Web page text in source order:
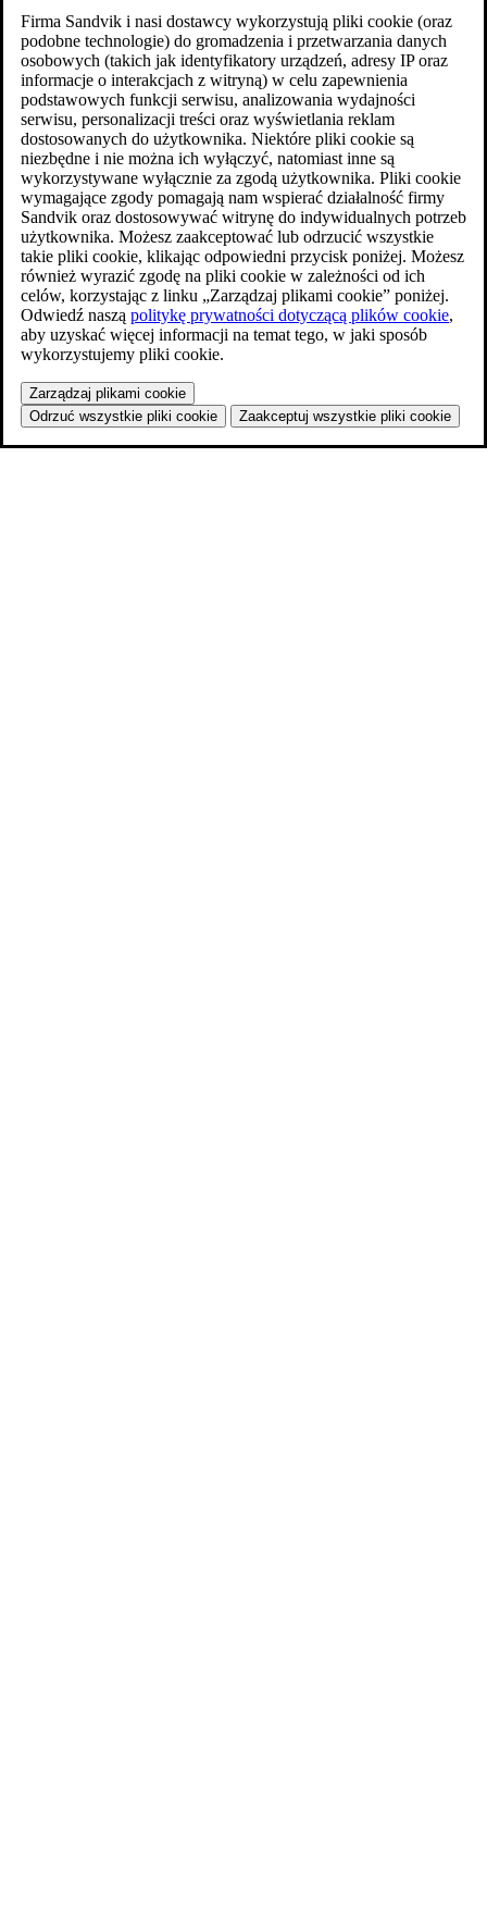
Firma Sandvik i nasi dostawcy wykorzystują pliki cookie (oraz
podobne technologie) do gromadzenia i przetwarzania danych
osobowych (takich jak identyfikatory urządzeń, adresy IP oraz
informacje o interakcjach z witryną) w celu zapewnienia
podstawowych funkcji serwisu, analizowania wydajności
serwisu, personalizacji treści oraz wyświetlania reklam
dostosowanych do użytkownika. Niektóre pliki cookie są
niezbędne i nie można ich wyłączyć, natomiast inne są
wykorzystywane wyłącznie za zgodą użytkownika. Pliki cookie
wymagające zgody pomagają nam wspierać działalność firmy
Sandvik oraz dostosowywać witrynę do indywidualnych potrzeb
użytkownika. Możesz zaakceptować lub odrzucić wszystkie
takie pliki cookie, klikając odpowiedni przycisk poniżej. Możesz
również wyrazić zgodę na pliki cookie w zależności od ich
celów, korzystając z linku „Zarządzaj plikami cookie” poniżej.
Odwiedź naszą politykę prywatności dotyczącą plików cookie,
aby uzyskać więcej informacji na temat tego, w jaki sposób
wykorzystujemy pliki cookie.
Zarządzaj plikami cookie
Odrzuć wszystkie pliki cookie
Zaakceptuj wszystkie pliki cookie